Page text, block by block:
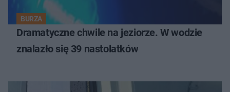
BURZA
Dramatyczne chwile na jeziorze. W wodzie
znalazło się 39 nastolatków